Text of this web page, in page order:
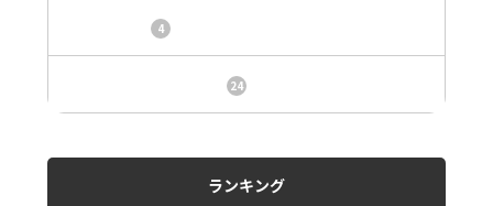
4
24
ランキング